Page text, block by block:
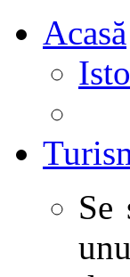
Acasă
Se